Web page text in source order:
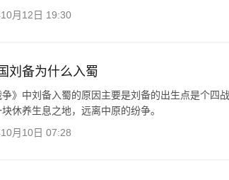
月12日 19:30
刘备为什么入蜀
》中刘备入蜀的原因主要是刘备的出生点是个四
休养生息之地，远离中原的纷争。
月10日 07:28